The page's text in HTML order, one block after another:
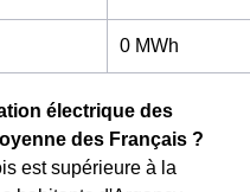
0 MWh
électrique des
des Français ?
est supérieure à la